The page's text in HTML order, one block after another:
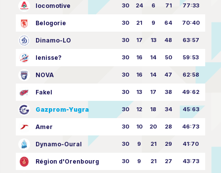
locomotive 30 24 6 71 77:33
Belogorie 30 21 9 64 70:40
Dinamo-LO 30 17 13 48 63:57
Ienisse? 30 16 14 50 59:53
NOVA 30 16 14 47 62:58
Fakel 30 13 17 38 49:62
Gazprom-Yugra 30 12 18 34 45:63
Amer 30 10 20 28 46:73
Dynamo-Oural 30 9 21 29 41:70
Région d'Orenbourg 30 9 21 27 43:73